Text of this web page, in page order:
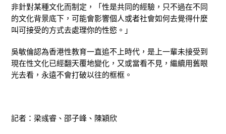
非針對某種文化而制定，「性是共同的經驗，只不過在不同
的文化背景底下，可能會影響個人或者社會如何去覺得什麼
叫可接受的方式去處理你的性慾。」
吳敏倫認為香港性教育一直追不上時代，是上一輩未接受到
現在性文化已經翻天覆地變化，又或當看不見，繼續用舊眼
光去看，永遠不會打破以往的框框。
記者：梁彧睿、邵子峰、陳穎欣